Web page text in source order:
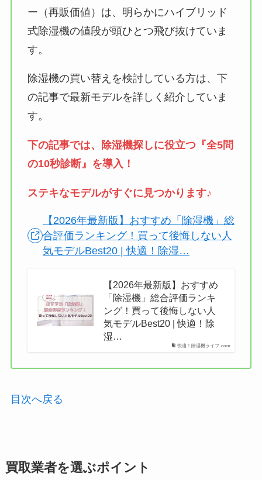
ー（再販価値）は、明らかにハイブリッド
式除湿機の値段が頭ひとつ飛び抜けていま
す。
除湿機の買い替えを検討している方は、下
の記事で最新モデルを詳しく紹介していま
す。
下の記事では、除湿機探しに役立つ『全5問
の10秒診断』を導入！
ステキなモデルがすぐに 見つかります♪
【2026年最新版】おすすめ「除湿機」総
合評価ランキング！買って後悔しない人
気モデルBest20 | 快適！除湿…
快適！除湿機ライフ.com
【2026年最新版】おすすめ
「除湿機」総合評価ランキ
ング！買って後悔しない人
気モデルBest20 | 快適！除
湿…
目次へ戻る
買取業者を選ぶポイント